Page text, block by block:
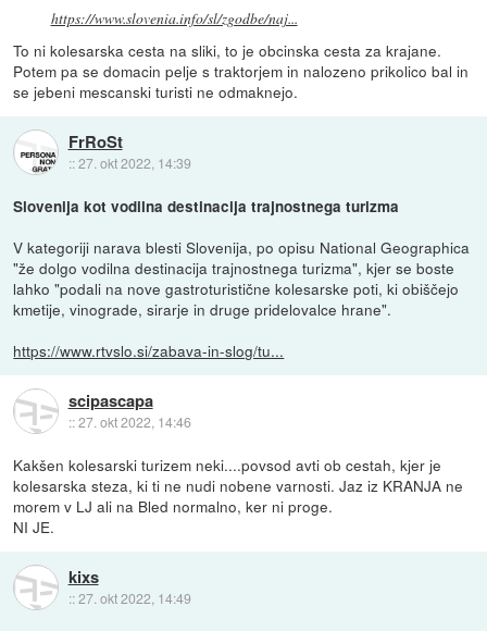
https://www.slovenia.info/sl/zgodbe/naj...
To ni kolesarska cesta na sliki, to je obcinska cesta za krajane.
Potem pa se domacin pelje s traktorjem in nalozeno prikolico bal in
se jebeni mescanski turisti ne odmaknejo.
FrRoSt
::27. okt 2022, 14:39
Slovenija kot vodilna destinacija trajnostnega turizma
V kategoriji narava blesti Slovenija, po opisu National Geographica
"že dolgo vodilna destinacija trajnostnega turizma", kjer se boste
lahko "podali na nove gastroturistične kolesarske poti, ki obiščejo
kmetije, vinograde, sirarje in druge pridelovalce hrane".
https://www.rtvslo.si/zabava-in-slog/tu...
scipascapa
::27. okt 2022, 14:46
Kakšen kolesarski turizem neki....povsod avti ob cestah, kjer je
kolesarska steza, ki ti ne nudi nobene varnosti. Jaz iz KRANJA ne
morem v LJ ali na Bled normalno, ker ni proge.
NI JE.
kixs
::27. okt 2022, 14:49